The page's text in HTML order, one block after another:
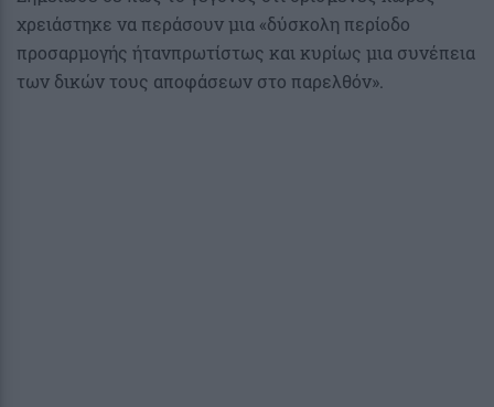
χρειάστηκε να περάσουν μια «δύσκολη περίοδο
προσαρμογής ήτανπρωτίστως και κυρίως μια συνέπεια
των δικών τους αποφάσεων στο παρελθόν».